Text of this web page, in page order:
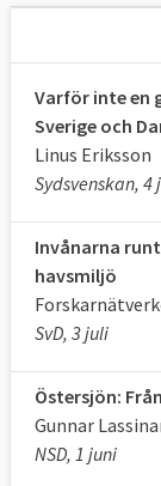
ska
området
genomförs.
Inom
bygga
sig från
att resan
EU vill
Varför inte en
Sverige och
Linus Eriksson
Sydsvenskan, 4
Invånarna
havsmiljö
SvD, 3 juli
Östersjön:
Gunnar
NSD, 1 juni